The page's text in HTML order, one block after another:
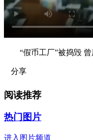
“假币工厂”被捣毁 曾
分享
阅读推荐
热门图片
进入图片频道